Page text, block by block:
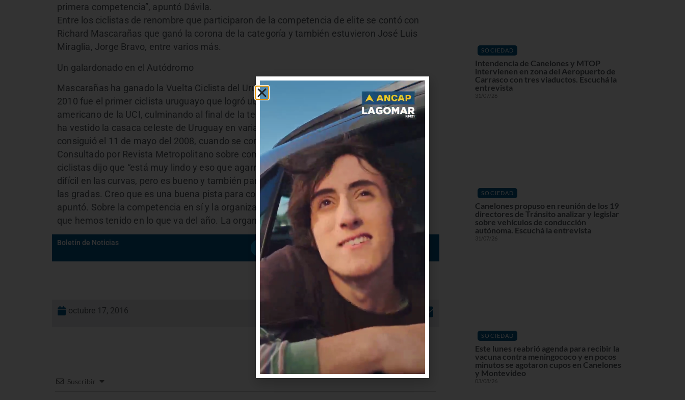
primera competencia”, apuntó Dávila.
Entre los ciclistas de renombre que participaron de la competencia de elite se contó con
Richard Mascarañas que ganó la corona de la categoría y también estuvieron José Luis
Miraglia, Jorge Bravo, entre varios más.
Un galardonado en el Autódromo
Mascarañas ha ganado la Vuelta Ciclista del Uruguay en dos ocasiones (2008 y 2010). En
2010 fue el primer ciclista uruguayo que logró ubicarse en el tercer lugar en el ranking
americano de la UCI, culminando al final de la temporada en la séptima posición. También
ha vestido la casaca celeste de Uruguay en varias oportunidades y su máximo lauro lo
consiguió el 11 de mayo del 2008, cuando se consagró campeón panamericano de ruta.
Consultado por Revista Metropolitano sobre como ve el Autódromo para competencias
ciclistas dijo que “está muy lindo y eso que agarramos la pista mojada por la lluvia y era
difícil en las curvas, pero es bueno y también para el público que tiene buena vista desde
las gradas. Creo que es una buena pista para competencias de hasta dos horas y media”,
apuntó. Sobre la competencia en sí y la organización dijo que “fue de las mejores carreras
que hemos tenido en lo que va del año. La organización fue excelente”, indicó.
Boletín de Noticias
Suscribirme
octubre 17, 2016
Suscribir
SOCIEDAD
Intendencia de Canelones y MTOP
intervienen en zona del Aeropuerto de
Carrasco con tres viaductos. Escuchá la
entrevista
31/07/26
SOCIEDAD
Canelones propuso en reunión de los 19
directores de Tránsito analizar y legislar
sobre vehículos de conducción
autónoma. Escuchá la entrevista
31/07/26
SOCIEDAD
Este lunes reabrió agenda para recibir la
vacuna contra meningococo y en pocos
minutos se agotaron cupos en Canelones
y Montevideo
03/08/26